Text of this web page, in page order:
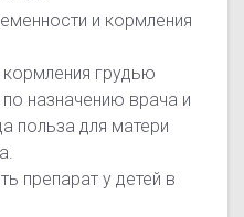
и кормления
грудью
назначению врача и
польза для матери
препарат у детей в